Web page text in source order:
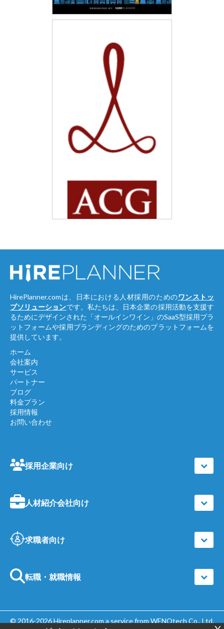
採用企業向け
人材紹介会社向け
求職者向け
転職・就職情報
HirePlanner.comは、日本における人材採用のためのワンストッ
プソリューションです。私たちは、日本企業の採用活動を支援す
るためにデザインされた「オールインワイン」のSaaS型採用プラ
ットフォームや採用ブランディングのためのプラットフォームを
提供しています。
ホーム
会社案内
サービス
パートナー
ブログ
料金プラン
採用情報
お問い合わせ
© 2016-2026Hireplanner.com a service from WENOtech Co., Ltd.